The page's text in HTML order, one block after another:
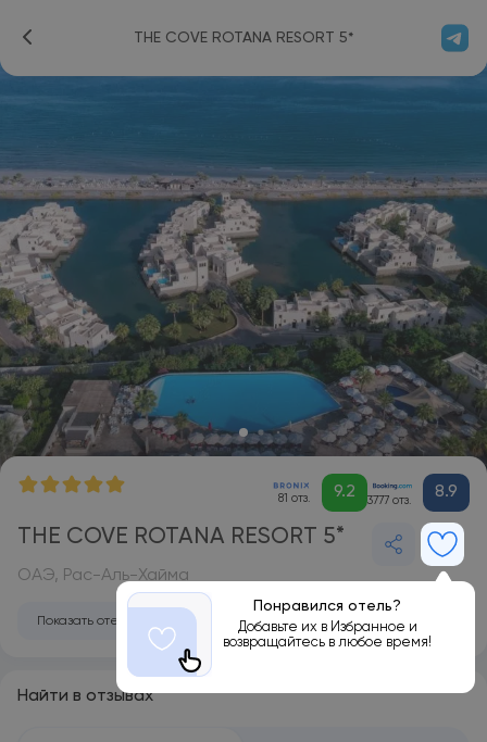
THE COVE ROTANA RESORT 5*
81 отз. 9.2 3777 отз. 8.9
THE COVE ROTANA RESORT 5*
Понравился отель?
Добавьте их в Избранное и
возвращайтесь в любое время!
ОАЭ, Рас-Аль-Хайма
Показать отель на карте
Найти в отзывах